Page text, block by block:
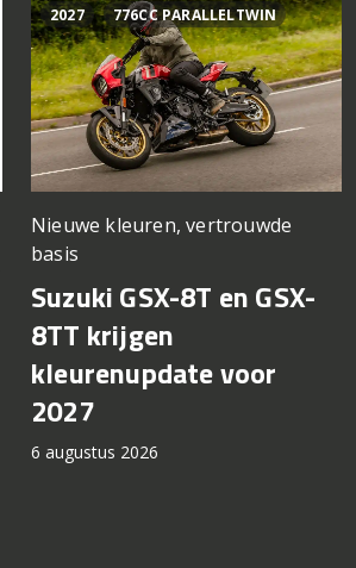
2027 776CC PARALLELTWIN
Nieuwe kleuren, vertrouwde
basis
Suzuki GSX-8T en GSX-
8TT krijgen
kleurenupdate voor
2027
6 augustus 2026